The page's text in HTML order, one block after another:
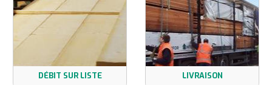
DÉBIT SUR LISTE LIVRAISON